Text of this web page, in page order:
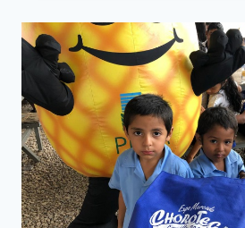
REGIONAL
AGROPECUARIO
DE
LA
REGIÓN
CHOROTEGA